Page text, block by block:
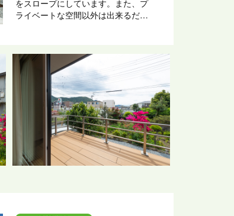
をスロープにしています。また、プ
ライベートな空間以外は出来るだけ
由は、高気密・高断熱だからと言え
るでしょう。